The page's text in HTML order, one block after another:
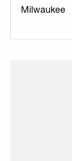
Milwaukee